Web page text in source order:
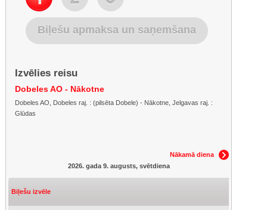
Biļešu apmaksa un saņemšana
Izvēlies reisu
Dobeles AO - Nākotne
Dobeles AO, Dobeles raj. : (pilsēta Dobele) - Nākotne, Jelgavas raj. :
Glūdas
Nākamā diena
2026. gada 9. augusts, svētdiena
Biļešu izvēle